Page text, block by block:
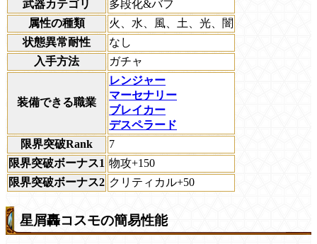
武器カテゴリ
多段化&バフ
属性の種類
火、水、風、土、光、闇
状態異常耐性
なし
入手方法
ガチャ
装備できる職業
レンジャー
マーセナリー
ブレイカー
デスペラード
限界突破Rank
7
限界突破ボーナス1 物攻+150
限界突破ボーナス2 クリティカル+50
星屑轟コスモの簡易性能